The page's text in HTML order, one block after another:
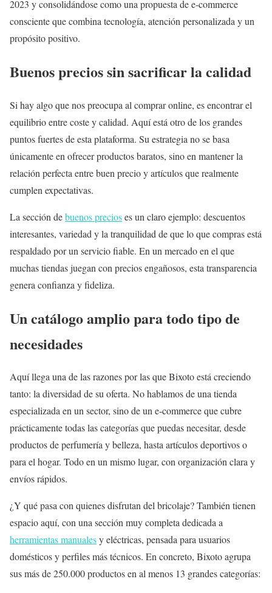
2023 y consolidándose como una propuesta de e-commerce
consciente que combina tecnología, atención personalizada y un
propósito positivo.
Buenos precios sin sacrificar la calidad
Si hay algo que nos preocupa al comprar online, es encontrar el
equilibrio entre coste y calidad. Aquí está otro de los grandes
puntos fuertes de esta plataforma. Su estrategia no se basa
únicamente en ofrecer productos baratos, sino en mantener la
relación perfecta entre buen precio y artículos que realmente
cumplen expectativas.
La sección debuenos precioses un claro ejemplo: descuentos
interesantes, variedad y la tranquilidad de que lo que compras está
respaldado por un servicio fiable. En un mercado en el que
muchas tiendas juegan con precios engañosos, esta transparencia
genera confianza y fideliza.
Un catálogo amplio para todo tipo de
necesidades
Aquí llega una de las razones por las que Bixoto está creciendo
tanto: la diversidad de su oferta. No hablamos de una tienda
especializada en un sector, sino de un e-commerce que cubre
prácticamente todas las categorías que puedas necesitar, desde
productos de perfumería y belleza, hasta artículos deportivos o
para el hogar. Todo en un mismo lugar, con organización clara y
envíos rápidos.
¿Y qué pasa con quienes disfrutan del bricolaje? También tienen
espacio aquí, con una sección muy completa dedicada a
herramientas manualesy eléctricas, pensada para usuarios
domésticos y perfiles más técnicos. En concreto, Bixoto agrupa
sus más de 250.000 productos en al menos 13 grandes categorías: